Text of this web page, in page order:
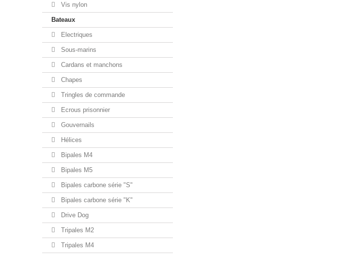
Vis nylon
Bateaux
Electriques
Sous-marins
Cardans et manchons
Chapes
Tringles de commande
Ecrous prisonnier
Gouvernails
Hélices
Bipales M4
Bipales M5
Bipales carbone série "S"
Bipales carbone série "K"
Drive Dog
Tripales M2
Tripales M4